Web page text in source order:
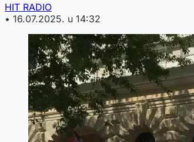
HIT RADIO
• 16.07.2025. u 14:32